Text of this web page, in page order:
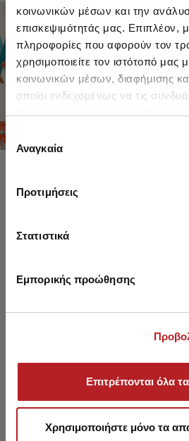
κοινωνικών μέσων και την
επισκεψιμότητάς μας. Επιπλέον,
πληροφορίες που αφορούν τον
χρησιμοποιείτε τον ιστότοπό μας
κοινωνικών μέσων, διαφήμισης
οποίοι ενδεχομένως να τις
των υπηρεσιών τους.
Επιλογή
συγκατάθεσης
Αναγκαία
Προτιμήσεις
Στατιστικά
Εμπορικής προώθησης
Επιτρέπονται όλα
Χρησιμοποιήστε μόνο τα
FOR GIRLS
UP TO -30%
SHOP SALE
Minerva